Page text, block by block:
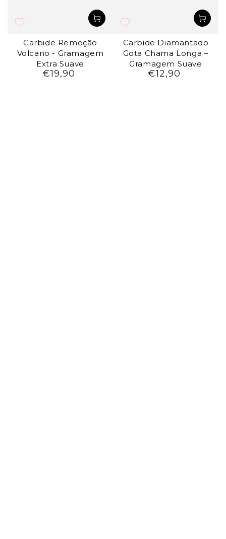
Carbide Remoção
Volcano - Gramagem
Extra Suave
Preço
€19,90
Carbide Diamantado
Gota Chama Longa –
Gramagem Suave
Preço
€12,90